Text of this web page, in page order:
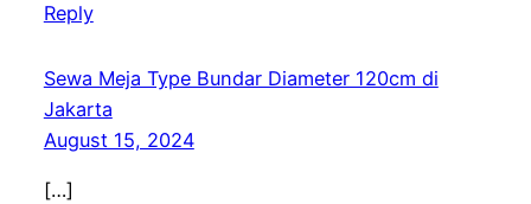
Reply
Sewa Meja Type Bundar Diameter 120cm di
Jakarta
August 15, 2024
[…]